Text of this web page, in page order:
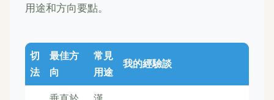
用途和方向要點。
切
法
最佳方
向
常見
用途
我的經驗談